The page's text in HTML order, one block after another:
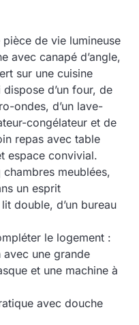
pièce de vie lumineuse
avec canapé d’angle,
sur une cuisine
d’un four, de
ondes, d’un lave-
congélateur et de
repas avec table
espace convivial.
meublées,
un esprit
double, d’un bureau
le logement :
avec une grande
et une machine à
avec douche